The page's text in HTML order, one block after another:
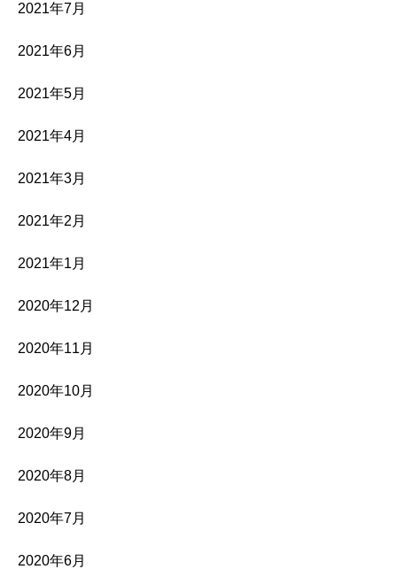
2021年7月
2021年6月
2021年5月
2021年4月
2021年3月
2021年2月
2021年1月
2020年12月
2020年11月
2020年10月
2020年9月
2020年8月
2020年7月
2020年6月